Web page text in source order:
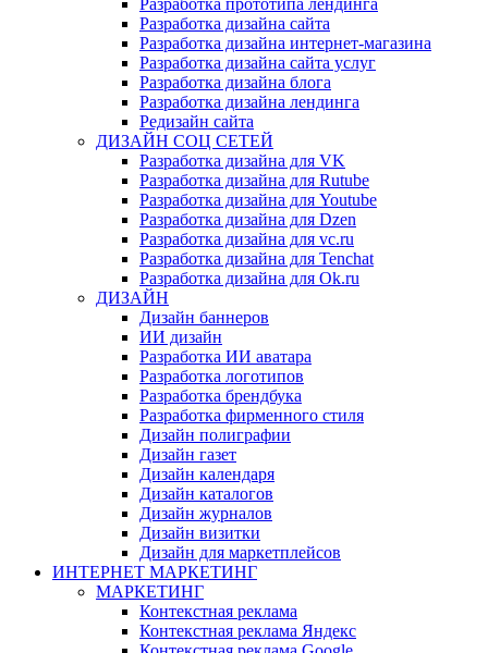
Разработка прототипа лендинга
Разработка дизайна сайта
Разработка дизайна интернет-магазина
Разработка дизайна сайта услуг
Разработка дизайна блога
Разработка дизайна лендинга
Редизайн сайта
ДИЗАЙН СОЦ СЕТЕЙ
Разработка дизайна для VK
Разработка дизайна для Rutube
Разработка дизайна для Youtube
Разработка дизайна для Dzen
Разработка дизайна для vc.ru
Разработка дизайна для Tenchat
Разработка дизайна для Ok.ru
ДИЗАЙН
Дизайн баннеров
ИИ дизайн
Разработка ИИ аватара
Разработка логотипов
Разработка брендбука
Разработка фирменного стиля
Дизайн полиграфии
Дизайн газет
Дизайн календаря
Дизайн каталогов
Дизайн журналов
Дизайн визитки
Дизайн для маркетплейсов
ИНТЕРНЕТ МАРКЕТИНГ
МАРКЕТИНГ
Контекстная реклама
Контекстная реклама Яндекс